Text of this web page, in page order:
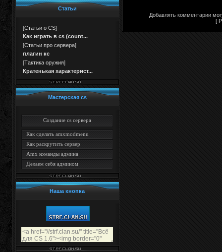
Статьи
[Статьи о CS]
Как играть в cs (count...
[Статьи про сервера]
плагин кс
[Тактика оружия]
Кратенькая характерист...
Мастерская cs
Создание cs сервера
Как сделать amxmodmenu
Как раскрутить сервер
Amx команды админа
Делаем себя админом
Наша кнопка
Добавлять комментарии
[